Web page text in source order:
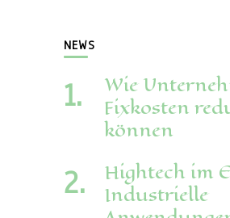
NEWS
Wie
Fixkosten
können
Hightech im
Industrielle